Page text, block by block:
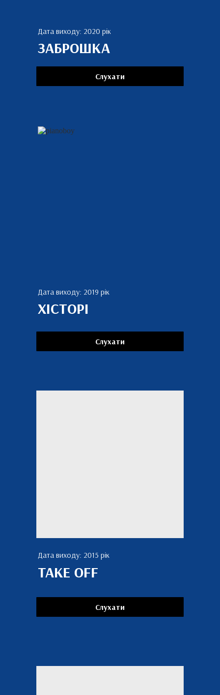
Дата виходу: 2015 рік
TAKE OFF
ЗАБРОШКА
Дата виходу: 2020 рік
Слухати
Слухати
Дата виходу: 2019 рік
Слухати
ХIСТОРI